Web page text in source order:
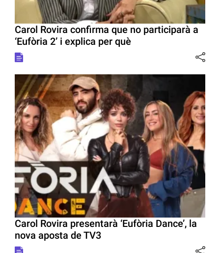
Carol Rovira confirma que no participarà a
‘Eufòria 2’ i explica per què
Carol Rovira presentarà ‘Eufòria Dance’, la
nova aposta de TV3